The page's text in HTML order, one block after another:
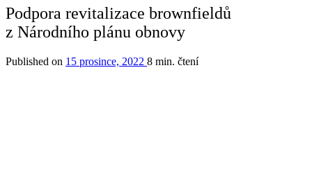
Podpora revitalizace brownfieldů
z Národního plánu obnovy
Published on 15 prosince, 2022 8 min. čtení